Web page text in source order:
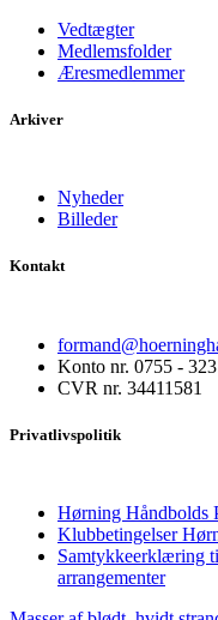
Vedtægter
Medlemsfolder
Æresmedlemmer
Arkiver
Nyheder
Billeder
Kontakt
Konto nr. 0755 -
CVR nr. 34411581
Privatlivspolitik
Hørning Håndbolds
Klubbetingelser
Samtykkeerklæring
arrangementer